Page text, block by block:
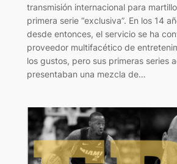
transmisión internacional para
primera serie “exclusiva”. En los 14
desde entonces, el servicio se ha
proveedor multifacético de
los gustos, pero sus primeras series
presentaban una mezcla de…